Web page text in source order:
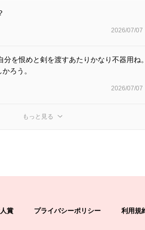
2026/07/07
分を恨めと剣を渡すあたりかなり不器用ね
ろう。
2026/07/07
もっと見る
賞 プライバシーポリシー 利用規